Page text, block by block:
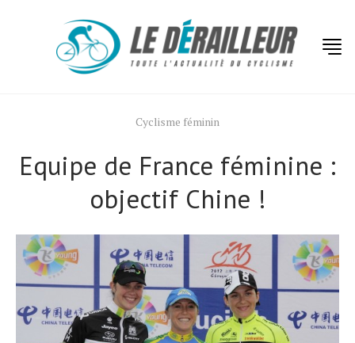
Cyclisme féminin
Equipe de France féminine :
objectif Chine !